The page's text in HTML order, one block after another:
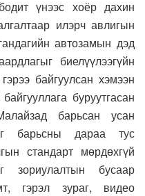
үнээс хоёр дахин
илэрч авлигын
автозамын дэд
биелүүлээгүйн
байгуулсан хэмээн
буруутгасан
барьсан усан
барьсны дараа тус
стандарт мөрдөхгүй
зориулалтын бусаар
гэрэл зураг, видео